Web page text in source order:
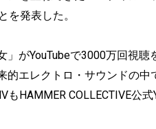
を発表した。
」がYouTubeで3000万回視聴
的エレクトロ・サウンドの中
HAMMER COLLECTIVE公式